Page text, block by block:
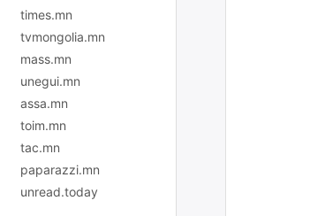
times.mn
tvmongolia.mn
mass.mn
unegui.mn
assa.mn
toim.mn
tac.mn
paparazzi.mn
unread.today